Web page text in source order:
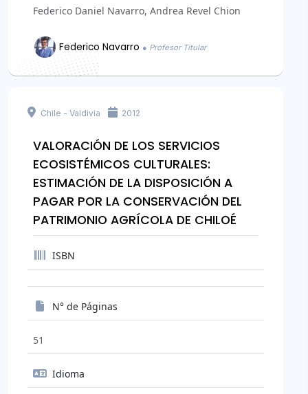
Federico Daniel Navarro, Andrea Revel Chion
Federico Navarro ● Profesor Titular
Chile - Valdivia 2012
VALORACIÓN DE LOS SERVICIOS
ECOSISTÉMICOS CULTURALES:
ESTIMACIÓN DE LA DISPOSICIÓN A
PAGAR POR LA CONSERVACIÓN DEL
PATRIMONIO AGRÍCOLA DE CHILOÉ
ISBN
N° de Páginas
51
Idioma